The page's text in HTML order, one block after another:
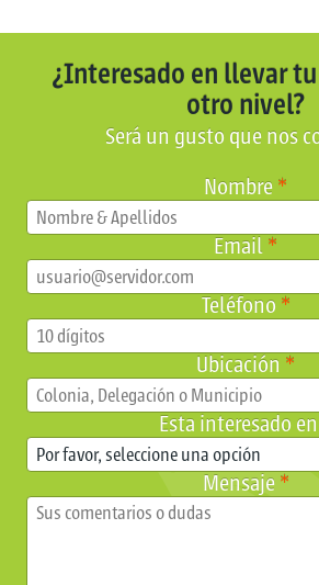
¿Interesado en llevar
otro nivel?
Será un gusto que nos
Nombre*
Email*
Teléfono *
Ubicación *
Esta interesado en
Mensaje*